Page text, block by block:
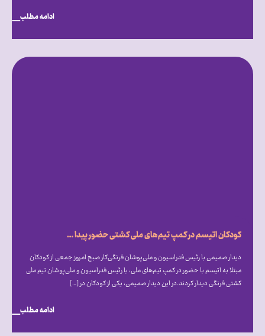
ادامه مطلب
کودکان اتیسم در کمپ تیم‌های ملی کشتی حضور پیدا کردند
دیدار صمیمی با رئیس فدراسیون و ملی‌پوشان فرنگی‌کار صبح امروز جمعی از کودکان
مبتلا به اتیسم با حضور در کمپ تیم‌های ملی، با رئیس فدراسیون و ملی‌پوشان تیم ملی
کشتی فرنگی دیدار کردند.در این دیدار صمیمی، یکی از کودکان در […]
ادامه مطلب